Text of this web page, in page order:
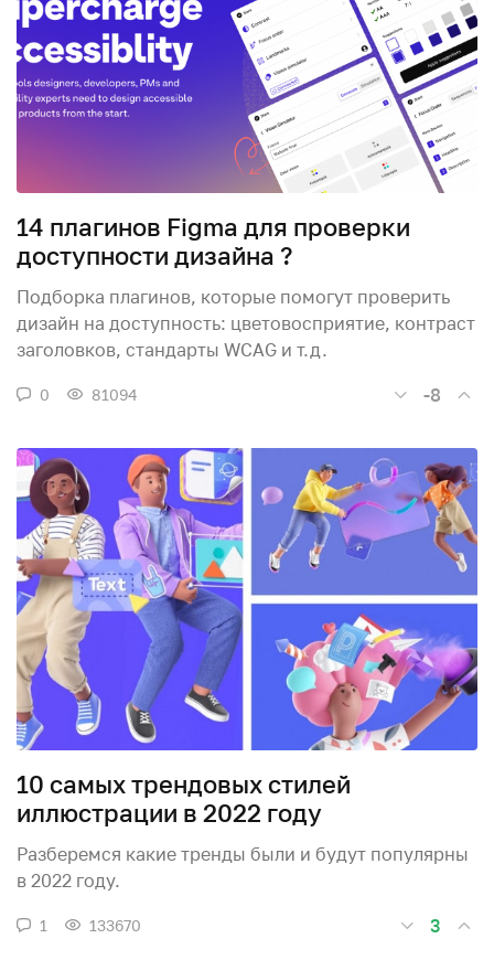
14 плагинов Figma для проверки
доступности дизайна ?
Подборка плагинов, которые помогут проверить
дизайн на доступность: цветовосприятие, контраст
заголовков, стандарты WCAG и т.д.
0 81094 -8
10 самых трендовых стилей
иллюстрации в 2022 году
Разберемся какие тренды были и будут популярны
в 2022 году.
1 133670 3